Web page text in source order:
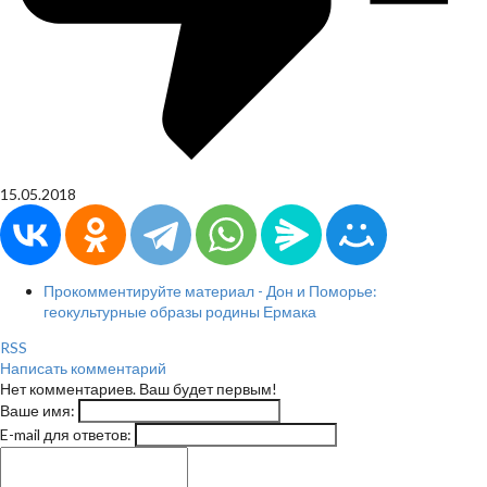
15.05.2018
Прокомментируйте материал - Дон и Поморье:
геокультурные образы родины Ермака
RSS
Написать комментарий
Нет комментариев. Ваш будет первым!
Ваше имя:
E-mail для ответов: